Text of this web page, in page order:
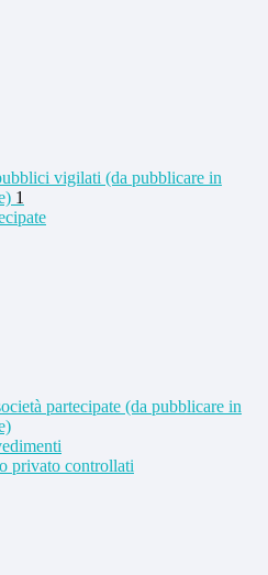
vigilati (da pubblicare in
1
partecipate (da pubblicare in
privato controllati